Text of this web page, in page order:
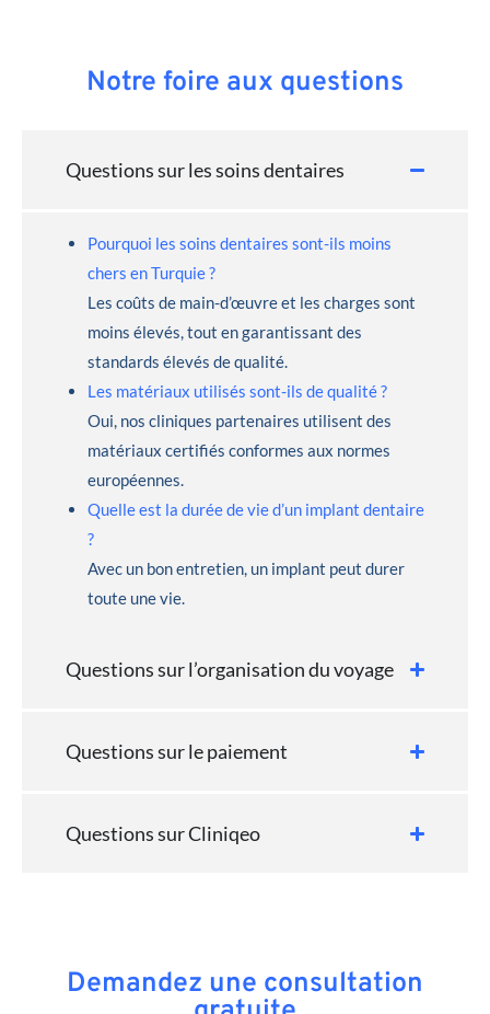
Notre foire aux questions
Questions sur les soins dentaires
Pourquoi les soins dentaires sont-ils moins
chers en Turquie ?
Les coûts de main-d’œuvre et les charges sont
moins élevés, tout en garantissant des
standards élevés de qualité.
Les matériaux utilisés sont-ils de qualité ?
Oui, nos cliniques partenaires utilisent des
matériaux certifiés conformes aux normes
européennes.
Quelle est la durée de vie d’un implant dentaire
?
Avec un bon entretien, un implant peut durer
toute une vie.
Questions sur l’organisation du voyage
Questions sur le paiement
Questions sur Cliniqeo
Demandez une consultation